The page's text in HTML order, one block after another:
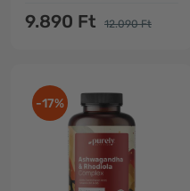
9.890 Ft 12.090 Ft
-17%